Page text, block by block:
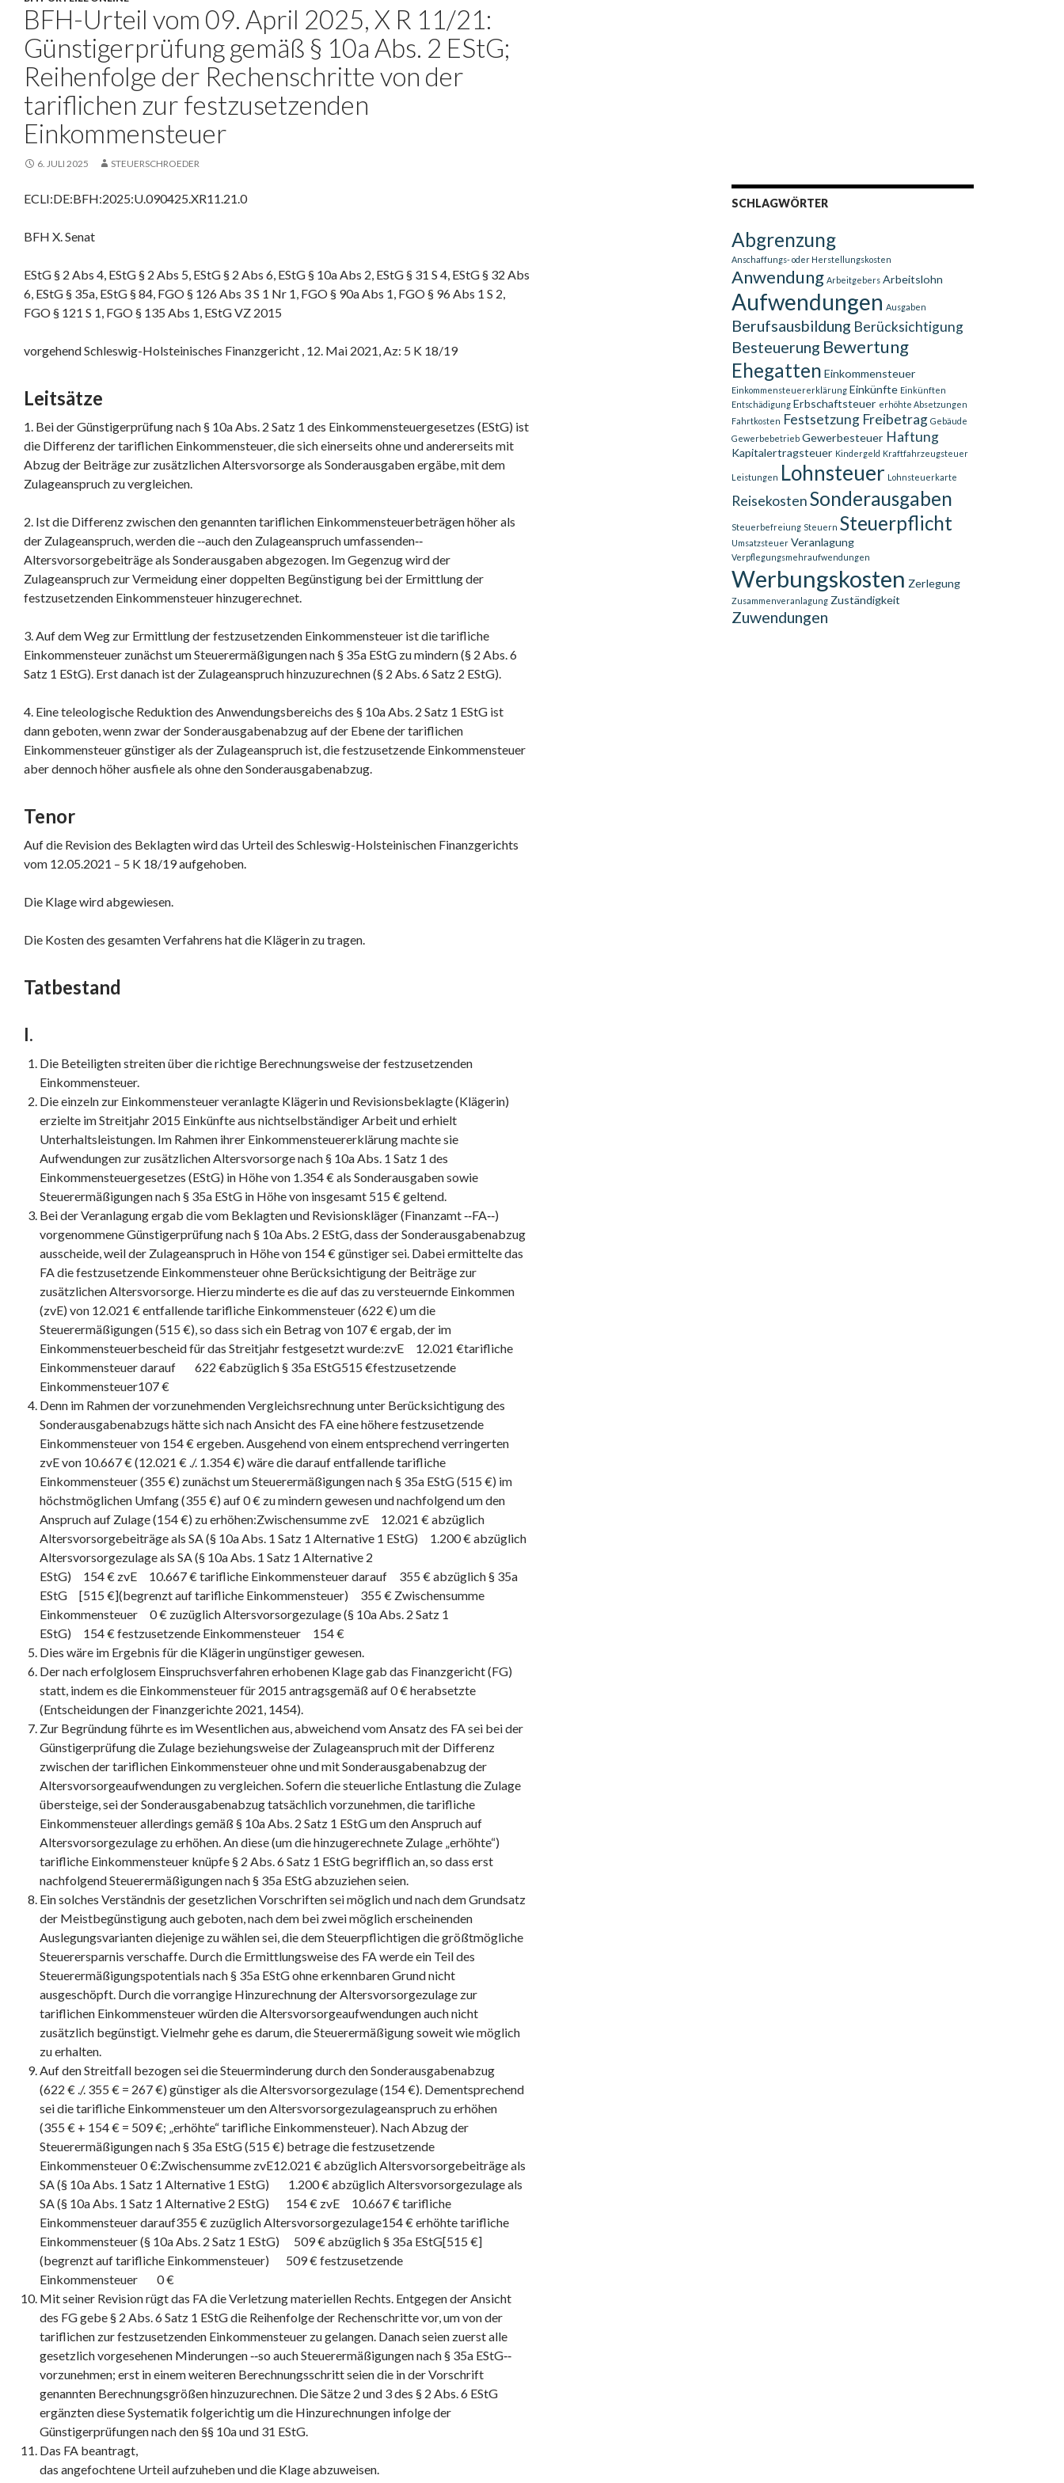
BFH-Urteil vom 09. April 2025, X R 11/21:
Günstigerprüfung gemäß § 10a Abs. 2 EStG;
Reihenfolge der Rechenschritte von der
tariflichen zur festzusetzenden
Einkommensteuer
6. JULI 2025 STEUERSCHROEDER
ECLI:DE:BFH:2025:U.090425.XR11.21.0
BFH X. Senat
EStG § 2 Abs 4, EStG § 2 Abs 5, EStG § 2 Abs 6, EStG § 10a Abs 2, EStG § 31 S 4, EStG § 32 Abs
6, EStG § 35a, EStG § 84, FGO § 126 Abs 3 S 1 Nr 1, FGO § 90a Abs 1, FGO § 96 Abs 1 S 2,
FGO § 121 S 1, FGO § 135 Abs 1, EStG VZ 2015
vorgehend Schleswig-Holsteinisches Finanzgericht , 12. Mai 2021, Az: 5 K 18/19
Leitsätze
1. Bei der Günstigerprüfung nach § 10a Abs. 2 Satz 1 des Einkommensteuergesetzes (EStG) ist
die Differenz der tariflichen Einkommensteuer, die sich einerseits ohne und andererseits mit
Abzug der Beiträge zur zusätzlichen Altersvorsorge als Sonderausgaben ergäbe, mit dem
Zulageanspruch zu vergleichen.
2. Ist die Differenz zwischen den genannten tariflichen Einkommensteuerbeträgen höher als
der Zulageanspruch, werden die ‑‑auch den Zulageanspruch umfassenden‑‑
Altersvorsorgebeiträge als Sonderausgaben abgezogen. Im Gegenzug wird der
Zulageanspruch zur Vermeidung einer doppelten Begünstigung bei der Ermittlung der
festzusetzenden Einkommensteuer hinzugerechnet.
3. Auf dem Weg zur Ermittlung der festzusetzenden Einkommensteuer ist die tarifliche
Einkommensteuer zunächst um Steuerermäßigungen nach § 35a EStG zu mindern (§ 2 Abs. 6
Satz 1 EStG). Erst danach ist der Zulageanspruch hinzuzurechnen (§ 2 Abs. 6 Satz 2 EStG).
4. Eine teleologische Reduktion des Anwendungsbereichs des § 10a Abs. 2 Satz 1 EStG ist
dann geboten, wenn zwar der Sonderausgabenabzug auf der Ebene der tariflichen
Einkommensteuer günstiger als der Zulageanspruch ist, die festzusetzende Einkommensteuer
aber dennoch höher ausfiele als ohne den Sonderausgabenabzug.
Tenor
Auf die Revision des Beklagten wird das Urteil des Schleswig-Holsteinischen Finanzgerichts
vom 12.05.2021 – 5 K 18/19 aufgehoben.
Die Klage wird abgewiesen.
Die Kosten des gesamten Verfahrens hat die Klägerin zu tragen.
Tatbestand
I.
Die Beteiligten streiten über die richtige Berechnungsweise der festzusetzenden
Einkommensteuer.
Die einzeln zur Einkommensteuer veranlagte Klägerin und Revisionsbeklagte (Klägerin)
erzielte im Streitjahr 2015 Einkünfte aus nichtselbständiger Arbeit und erhielt
Unterhaltsleistungen. Im Rahmen ihrer Einkommensteuererklärung machte sie
Aufwendungen zur zusätzlichen Altersvorsorge nach § 10a Abs. 1 Satz 1 des
Einkommensteuergesetzes (EStG) in Höhe von 1.354 € als Sonderausgaben sowie
Steuerermäßigungen nach § 35a EStG in Höhe von insgesamt 515 € geltend.
Bei der Veranlagung ergab die vom Beklagten und Revisionskläger (Finanzamt ‑‑FA‑‑)
vorgenommene Günstigerprüfung nach § 10a Abs. 2 EStG, dass der Sonderausgabenabzug
ausscheide, weil der Zulageanspruch in Höhe von 154 € günstiger sei. Dabei ermittelte das
FA die festzusetzende Einkommensteuer ohne Berücksichtigung der Beiträge zur
zusätzlichen Altersvorsorge. Hierzu minderte es die auf das zu versteuernde Einkommen
(zvE) von 12.021 € entfallende tarifliche Einkommensteuer (622 €) um die
Steuerermäßigungen (515 €), so dass sich ein Betrag von 107 € ergab, der im
Einkommensteuerbescheid für das Streitjahr festgesetzt wurde:zvE 12.021 €tarifliche
Einkommensteuer darauf 622 €abzüglich § 35a EStG515 €festzusetzende
Einkommensteuer107 €
Denn im Rahmen der vorzunehmenden Vergleichsrechnung unter Berücksichtigung des
Sonderausgabenabzugs hätte sich nach Ansicht des FA eine höhere festzusetzende
Einkommensteuer von 154 € ergeben. Ausgehend von einem entsprechend verringerten
zvE von 10.667 € (12.021 € ./. 1.354 €) wäre die darauf entfallende tarifliche
Einkommensteuer (355 €) zunächst um Steuerermäßigungen nach § 35a EStG (515 €) im
höchstmöglichen Umfang (355 €) auf 0 € zu mindern gewesen und nachfolgend um den
Anspruch auf Zulage (154 €) zu erhöhen:Zwischensumme zvE 12.021 € abzüglich
Altersvorsorgebeiträge als SA (§ 10a Abs. 1 Satz 1 Alternative 1 EStG) 1.200 € abzüglich
Altersvorsorgezulage als SA (§ 10a Abs. 1 Satz 1 Alternative 2
EStG) 154 € zvE 10.667 € tarifliche Einkommensteuer darauf 355 € abzüglich § 35a
EStG [515 €](begrenzt auf tarifliche Einkommensteuer) 355 € Zwischensumme
Einkommensteuer 0 € zuzüglich Altersvorsorgezulage (§ 10a Abs. 2 Satz 1
EStG) 154 € festzusetzende Einkommensteuer 154 €
Dies wäre im Ergebnis für die Klägerin ungünstiger gewesen.
Der nach erfolglosem Einspruchsverfahren erhobenen Klage gab das Finanzgericht (FG)
statt, indem es die Einkommensteuer für 2015 antragsgemäß auf 0 € herabsetzte
(Entscheidungen der Finanzgerichte 2021, 1454).
Zur Begründung führte es im Wesentlichen aus, abweichend vom Ansatz des FA sei bei der
Günstigerprüfung die Zulage beziehungsweise der Zulageanspruch mit der Differenz
zwischen der tariflichen Einkommensteuer ohne und mit Sonderausgabenabzug der
Altersvorsorgeaufwendungen zu vergleichen. Sofern die steuerliche Entlastung die Zulage
übersteige, sei der Sonderausgabenabzug tatsächlich vorzunehmen, die tarifliche
Einkommensteuer allerdings gemäß § 10a Abs. 2 Satz 1 EStG um den Anspruch auf
Altersvorsorgezulage zu erhöhen. An diese (um die hinzugerechnete Zulage „erhöhte“)
tarifliche Einkommensteuer knüpfe § 2 Abs. 6 Satz 1 EStG begrifflich an, so dass erst
nachfolgend Steuerermäßigungen nach § 35a EStG abzuziehen seien.
Ein solches Verständnis der gesetzlichen Vorschriften sei möglich und nach dem Grundsatz
der Meistbegünstigung auch geboten, nach dem bei zwei möglich erscheinenden
Auslegungsvarianten diejenige zu wählen sei, die dem Steuerpflichtigen die größtmögliche
Steuerersparnis verschaffe. Durch die Ermittlungsweise des FA werde ein Teil des
Steuerermäßigungspotentials nach § 35a EStG ohne erkennbaren Grund nicht
ausgeschöpft. Durch die vorrangige Hinzurechnung der Altersvorsorgezulage zur
tariflichen Einkommensteuer würden die Altersvorsorgeaufwendungen auch nicht
zusätzlich begünstigt. Vielmehr gehe es darum, die Steuerermäßigung soweit wie möglich
zu erhalten.
Auf den Streitfall bezogen sei die Steuerminderung durch den Sonderausgabenabzug
(622 € ./. 355 € = 267 €) günstiger als die Altersvorsorgezulage (154 €). Dementsprechend
sei die tarifliche Einkommensteuer um den Altersvorsorgezulageanspruch zu erhöhen
(355 € + 154 € = 509 €; „erhöhte“ tarifliche Einkommensteuer). Nach Abzug der
Steuerermäßigungen nach § 35a EStG (515 €) betrage die festzusetzende
Einkommensteuer 0 €:Zwischensumme zvE12.021 € abzüglich Altersvorsorgebeiträge als
SA (§ 10a Abs. 1 Satz 1 Alternative 1 EStG) 1.200 € abzüglich Altersvorsorgezulage als
SA (§ 10a Abs. 1 Satz 1 Alternative 2 EStG) 154 € zvE 10.667 € tarifliche
Einkommensteuer darauf355 € zuzüglich Altersvorsorgezulage154 € erhöhte tarifliche
Einkommensteuer (§ 10a Abs. 2 Satz 1 EStG) 509 € abzüglich § 35a EStG[515 €]
(begrenzt auf tarifliche Einkommensteuer) 509 € festzusetzende
Einkommensteuer 0 €
Mit seiner Revision rügt das FA die Verletzung materiellen Rechts. Entgegen der Ansicht
des FG gebe § 2 Abs. 6 Satz 1 EStG die Reihenfolge der Rechenschritte vor, um von der
tariflichen zur festzusetzenden Einkommensteuer zu gelangen. Danach seien zuerst alle
gesetzlich vorgesehenen Minderungen ‑‑so auch Steuerermäßigungen nach § 35a EStG‑‑
vorzunehmen; erst in einem weiteren Berechnungsschritt seien die in der Vorschrift
genannten Berechnungsgrößen hinzuzurechnen. Die Sätze 2 und 3 des § 2 Abs. 6 EStG
ergänzten diese Systematik folgerichtig um die Hinzurechnungen infolge der
Günstigerprüfungen nach den §§ 10a und 31 EStG.
Das FA beantragt,
das angefochtene Urteil aufzuheben und die Klage abzuweisen.
SCHLAGWÖRTER
Abgrenzung
Anschaffungs- oder Herstellungskosten
Anwendung Arbeitgebers Arbeitslohn
Aufwendungen Ausgaben
Berufsausbildung Berücksichtigung
Besteuerung Bewertung
Ehegatten Einkommensteuer
Einkommensteuererklärung Einkünfte Einkünften
Entschädigung Erbschaftsteuer erhöhte Absetzungen
Fahrtkosten Festsetzung Freibetrag Gebäude
Gewerbebetrieb Gewerbesteuer Haftung
Kapitalertragsteuer Kindergeld Kraftfahrzeugsteuer
Leistungen Lohnsteuer Lohnsteuerkarte
ReisekostenSonderausgaben
Steuerbefreiung Steuern Steuerpflicht
Umsatzsteuer Veranlagung
Verpflegungsmehraufwendungen
Werbungskosten Zerlegung
Zusammenveranlagung Zuständigkeit
Zuwendungen